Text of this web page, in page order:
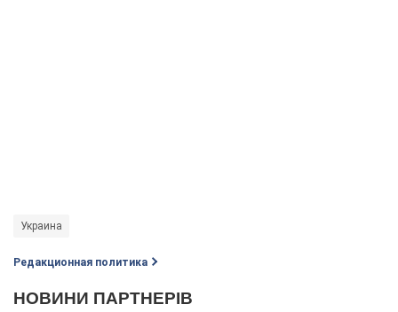
Украина
Редакционная политика